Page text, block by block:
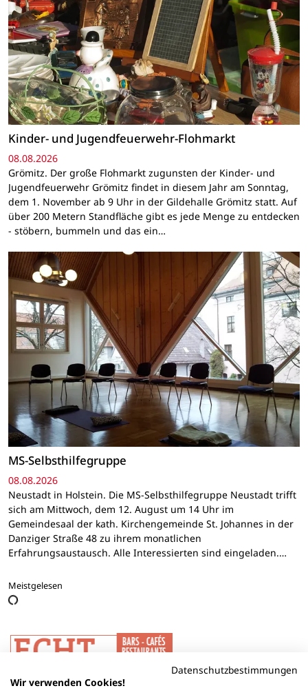
Kinder- und Jugendfeuerwehr-Flohmarkt
08.08.2026
Grömitz. Der große Flohmarkt zugunsten der Kinder- und
Jugendfeuerwehr Grömitz findet in diesem Jahr am Sonntag,
dem 1. November ab 9 Uhr in der Gildehalle Grömitz statt. Auf
über 200 Metern Standfläche gibt es jede Menge zu entdecken
- stöbern, bummeln und das ein…
MS-Selbsthilfegruppe
08.08.2026
Neustadt in Holstein. Die MS-Selbsthilfegruppe Neustadt trifft
sich am Mittwoch, dem 12. August um 14 Uhr im
Gemeindesaal der kath. Kirchengemeinde St. Johannes in der
Danziger Straße 48 zu ihrem monatlichen
Erfahrungsaustausch. Alle Interessierten sind eingeladen.…
Meistgelesen
Datenschutzbestimmungen
Wir verwenden Cookies!